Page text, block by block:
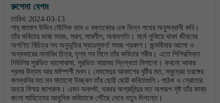
রুশেমা বেগম
তারিখ: 2024-03-13
শাহ্ জামাল উদ্দিন মৌলিক ভাব ও বক্তব্যের এক ভিন্ন পথের অনুসন্ধানী কবি।
তাঁর কবিতার ভাষা সহজ, সরল, সাবলীল, অবাধগতি। মর্মে লুকিয়ে থাকা জীবনের
অগণিত বিচিত্র সব অনুভূতির স্বতঃস্ফুর্ত সহজ প্রকাশ। জন্মসীমার আলো ও
অন্ধকারের নানাবিধ চিত্র, দৃশ্য সব মিলে তাঁর কবিতার শরীর। এতে শিশিরসিক্ত
শিউলির সুরভিত ভালোবাসা, সুরভিত মায়াময় স্নিগ্ধতা মিশানো। কখনো আবার
প্রখর উদ্যম আর মর্মস্পর্শী মনন। মেঘমেদুর আকাশের বৃষ্টির মত, সমুদ্রের তরঙ্গের
কলধ্বনির মত মন মাতানো উচ্ছ্বল তাঁর ছোট্ট ছোট্ট কবিতাগুলি - পাঠক ও স্রোতার
হৃদয়ে বিস্ময় জাগরুক। এমন অকপট, থরথর অশ্রুবিন্দুর মত অপরূপ সৃষ্ট তাঁর কাব্য
বাংলা সাহিত্যের আধুনিক কবিতাকে পৌঁছে দেবে নতুন দিগন্তে।